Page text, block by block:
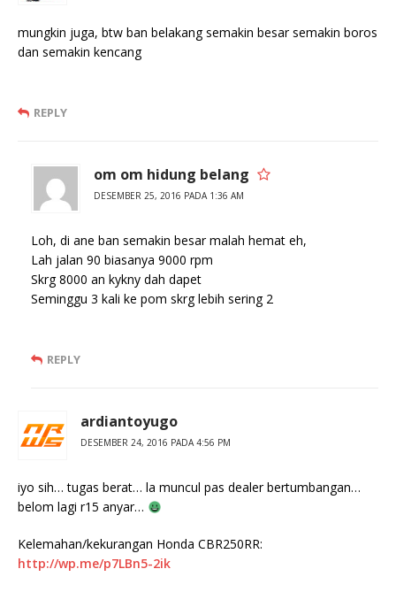
mungkin juga, btw ban belakang semakin besar semakin boros
dan semakin kencang
REPLY
om om hidung belang
DESEMBER 25, 2016 PADA 1:36 AM
Loh, di ane ban semakin besar malah hemat eh,
Lah jalan 90 biasanya 9000 rpm
Skrg 8000 an kykny dah dapet
Seminggu 3 kali ke pom skrg lebih sering 2
REPLY
ardiantoyugo
DESEMBER 24, 2016 PADA 4:56 PM
iyo sih… tugas berat… la muncul pas dealer bertumbangan…
belom lagi r15 anyar…
Kelemahan/kekurangan Honda CBR250RR:
http://wp.me/p7LBn5-2ik